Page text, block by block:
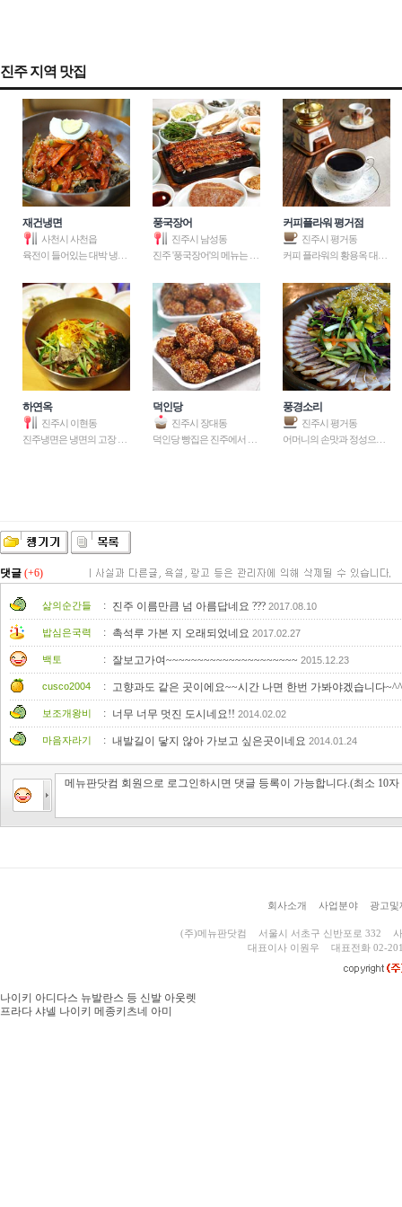
진주 지역 맛집
재건냉면
사천시 사천읍
풍국장어
진주시 남성동
커피플라워 평거점
진주시 평거동
하연옥
진주시 이현동
덕인당
진주시 장대동
풍경소리
진주시 평거동
댓글 (+6)
삶의순간들 : 진주 이름만큼 넘 아름답네요 ??? 2017.08.10
밥심은국력 : 촉석루 가본 지 오래되었네요 2017.02.27
백토 : 잘보고가여~~~~~~~~~~~~~~~~~~~~~ 2015.12.23
cusco2004 : 고향과도 같은 곳이에요~~시간 나면 한번 가봐야겠습니다
보조개왕비 : 너무 너무 멋진 도시네요!! 2014.02.02
마음자라기 : 내발길이 닿지 않아 가보고 싶은곳이네요 2014.01.24
회사소개 사업분야 광고및
(주)메뉴판닷컴 서울시 서초구 신반포로 332
대표이사 이원우
대표전화 02-
나이키 아디다스 뉴발란스 등 신발 아웃렛
프라다 샤넬 나이키 메종키츠네 아미